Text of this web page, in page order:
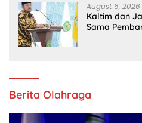
August 6, 2026
Kaltim dan
Sama
Berita Olahraga